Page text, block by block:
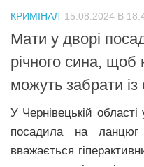
Шоу-біз
#Війна
КРИМІНАЛ 15.08.2024 В
Мати у дворі
річного сина, щоб
можуть забрати із
У Чернівецькій
посадила на ланцюг
вважається